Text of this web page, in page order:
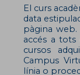
El curs
data
pàgina web.
accés a tots
cursos
Campus
línia o